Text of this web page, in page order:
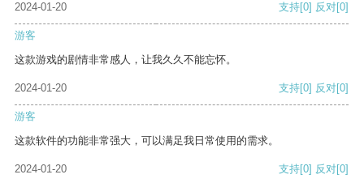
2024-01-20 支持[0] 反对[0]
游客
这款游戏的剧情非常感人，让我久久不能忘怀。
2024-01-20 支持[0] 反对[0]
游客
这款软件的功能非常强大，可以满足我日常使用的需求。
2024-01-20 支持[0] 反对[0]